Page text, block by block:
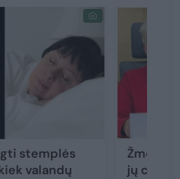
stemplės
valandų
Žmonės
jų